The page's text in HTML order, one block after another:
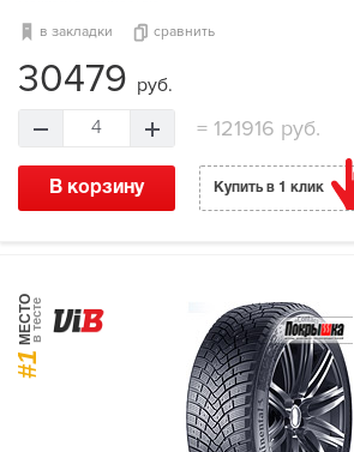
в закладки сравнить
30479 руб.
4 = 121916 руб.
В корзину Купить в 1 клик
#1
МЕСТОв тесте